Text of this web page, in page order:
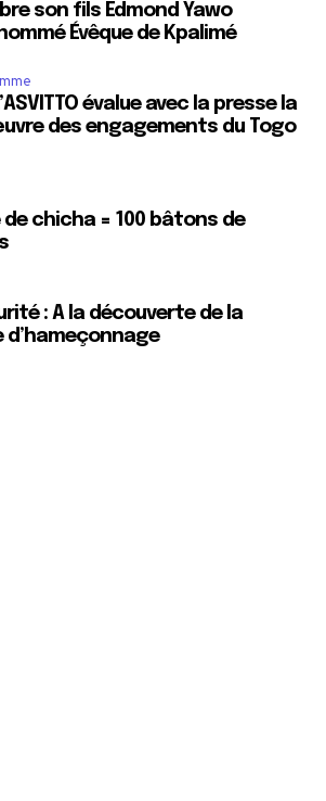
son fils Edmond Yawo
Évêque de Kpalimé
évalue avec la presse la
des engagements du Togo
de chicha = 100 bâtons de
: A la découverte de la
d’hameçonnage